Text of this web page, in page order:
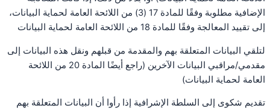
الإضافية مطلوبة وفقًا للمادة 17 (3) من اللائحة العامة لحماية البيانات،
إلى تقييد المعالجة وفقًا للمادة 18 من اللائحة العامة لحماية البيانات
لتلقي البيانات المتعلقة بهم والمقدمة من قبلهم ونقل هذه البيانات إلى
مقدمي/مراقبي البيانات الآخرين (راجع أيضًا المادة 20 من اللائحة
العامة لحماية البيانات)
تقديم شكوى إلى السلطة الإشرافية إذا رأوا أن البيانات المتعلقة بهم